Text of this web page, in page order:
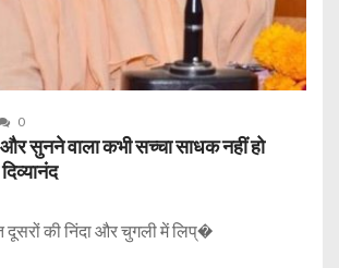
0
सुनने वाला कभी सच्चा साधक नहीं हो
दूसरों की निंदा और चुगली में लिप्�